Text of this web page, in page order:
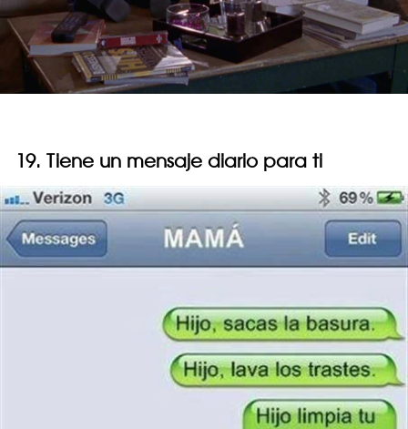
19. Tiene un mensaje diario para ti